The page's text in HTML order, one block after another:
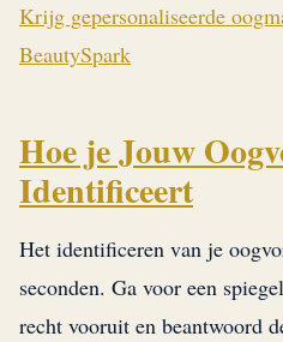
Krijg gepersonaliseerde
BeautySpark
Hoe je Jouw
Identificeert
Het identificeren van je
seconden. Ga voor een
recht vooruit en beantwoord